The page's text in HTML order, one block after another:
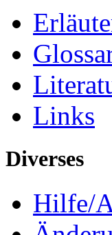
Links
Diverses
Hilfe/